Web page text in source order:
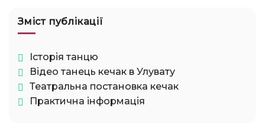
Зміст публікації
Історія танцю
Відео танець кечак в Улувату
Театральна постановка кечак
Практична інформація